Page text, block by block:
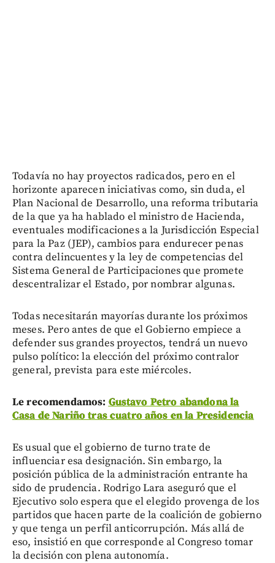
Todavía no hay proyectos radicados, pero en el
horizonte aparecen iniciativas como, sin duda, el
Plan Nacional de Desarrollo, una reforma tributaria
de la que ya ha hablado el ministro de Hacienda,
eventuales modificaciones a la Jurisdicción Especial
para la Paz (JEP), cambios para endurecer penas
contra delincuentes y la ley de competencias del
Sistema General de Participaciones que promete
descentralizar el Estado, por nombrar algunas.
Todas necesitarán mayorías durante los próximos
meses. Pero antes de que el Gobierno empiece a
defender sus grandes proyectos, tendrá un nuevo
pulso político: la elección del próximo contralor
general, prevista para este miércoles.
Le recomendamos: Gustavo Petro abandona la
Casa de Nariño tras cuatro años en la Presidencia
Es usual que el gobierno de turno trate de
influenciar esa designación. Sin embargo, la
posición pública de la administración entrante ha
sido de prudencia. Rodrigo Lara aseguró que el
Ejecutivo solo espera que el elegido provenga de los
partidos que hacen parte de la coalición de gobierno
y que tenga un perfil anticorrupción. Más allá de
eso, insistió en que corresponde al Congreso tomar
la decisión con plena autonomía.